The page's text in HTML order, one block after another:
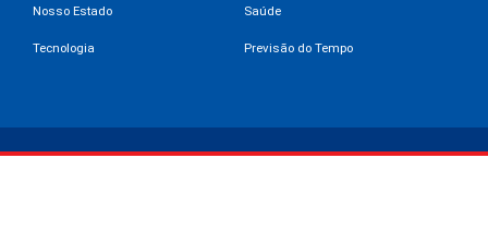
Nosso Estado Saúde
Tecnologia Previsão do Tempo